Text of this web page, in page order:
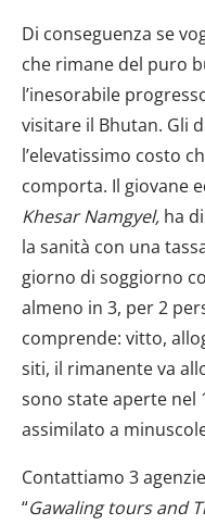
Di conseguenza se
che rimane del puro
l’inesorabile
visitare il Bhutan. Gli
l’elevatissimo costo
comporta. Il giovane
Khesar Namgyel, ha
la sanità con una
giorno di soggiorno
almeno in 3, per 2
comprende: vitto,
siti, il rimanente va
sono state aperte nel
assimilato a
Contattiamo 3
“Gawaling tours and